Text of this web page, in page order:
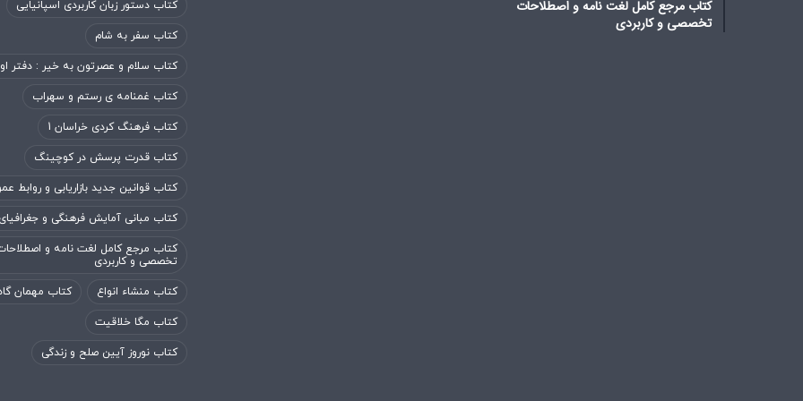
کتاب مرجع کامل لغت نامه و اصطلاحات
تخصصی و کاربردی
کتاب دستور زبان کاربردی اسپانیایی
کتاب سفر به شام
کتاب سلام و عصرتون به خیر : دفتر
کتاب غمنامه ی رستم و سهراب
کتاب فرهنگ کردی خراسان 1
کتاب قدرت پرسش در کوچینگ
کتاب قوانین جدید بازاریابی و روابط
کتاب مبانی آمایش فرهنگی و
کتاب مرجع کامل لغت نامه و
تخصصی و کاربردی
کتاب منشاء انواع کتاب مهمان
کتاب مگا خلاقیت
کتاب نوروز آیین صلح و زندگی